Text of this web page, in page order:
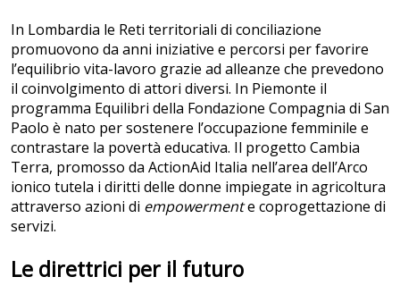
In Lombardia le Reti territoriali di conciliazione
promuovono da anni iniziative e percorsi per favorire
l’equilibrio vita-lavoro grazie ad alleanze che prevedono
il coinvolgimento di attori diversi. In Piemonte il
programma Equilibri della Fondazione Compagnia di San
Paolo è nato per sostenere l’occupazione femminile e
contrastare la povertà educativa. Il progetto Cambia
Terra, promosso da ActionAid Italia nell’area dell’Arco
ionico tutela i diritti delle donne impiegate in agricoltura
attraverso azioni di empowermente coprogettazione di
servizi.
Le direttrici per il futuro